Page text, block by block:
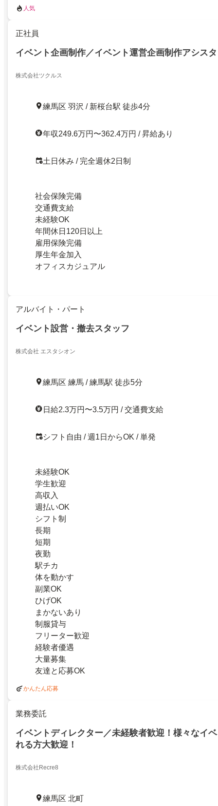
人気
正社員
イベント企画制作／イベント運営企画制作アシス
株式会社ツクルス
練馬区 羽沢 / 新桜台駅 徒歩4分
年収249.6万円〜362.4万円 / 昇給あり
土日休み / 完全週休2日制
社会保険完備
交通費支給
未経験OK
年間休日120日以上
雇用保険完備
厚生年金加入
オフィスカジュアル
アルバイト・パート
イベント設営・撤去スタッフ
株式会社 エスタシオン
練馬区 練馬 / 練馬駅 徒歩5分
日給2.3万円〜3.5万円 / 交通費支給
シフト自由 / 週1日からOK / 単発
未経験OK
学生歓迎
高収入
週払いOK
シフト制
長期
短期
夜勤
駅チカ
体を動かす
副業OK
ひげOK
まかないあり
制服貸与
フリーター歓迎
経験者優遇
大量募集
友達と応募OK
かんたん応募
業務委託
イベントディレクター／未経験者歓迎！様々なイ
れる方大歓迎！
株式会社Recre8
練馬区 北町